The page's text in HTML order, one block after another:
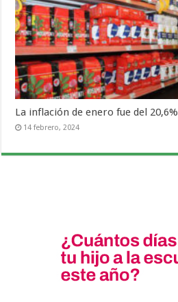
La inflación de enero fue del 20,6%
14 febrero, 2024